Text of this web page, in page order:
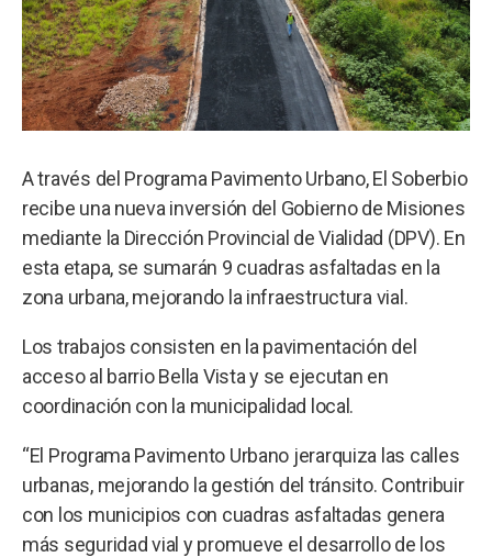
A través del Programa Pavimento Urbano, El Soberbio
recibe una nueva inversión del Gobierno de Misiones
mediante la Dirección Provincial de Vialidad (DPV). En
esta etapa, se sumarán 9 cuadras asfaltadas en la
zona urbana, mejorando la infraestructura vial.
Los trabajos consisten en la pavimentación del
acceso al barrio Bella Vista y se ejecutan en
coordinación con la municipalidad local.
“El Programa Pavimento Urbano jerarquiza las calles
urbanas, mejorando la gestión del tránsito. Contribuir
con los municipios con cuadras asfaltadas genera
más seguridad vial y promueve el desarrollo de los